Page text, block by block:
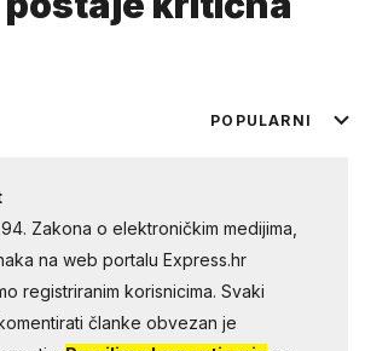
POPULARNI
Zakona o elektroničkim medijima,
na web portalu Express.hr
registriranim korisnicima. Svaki
članke obvezan je